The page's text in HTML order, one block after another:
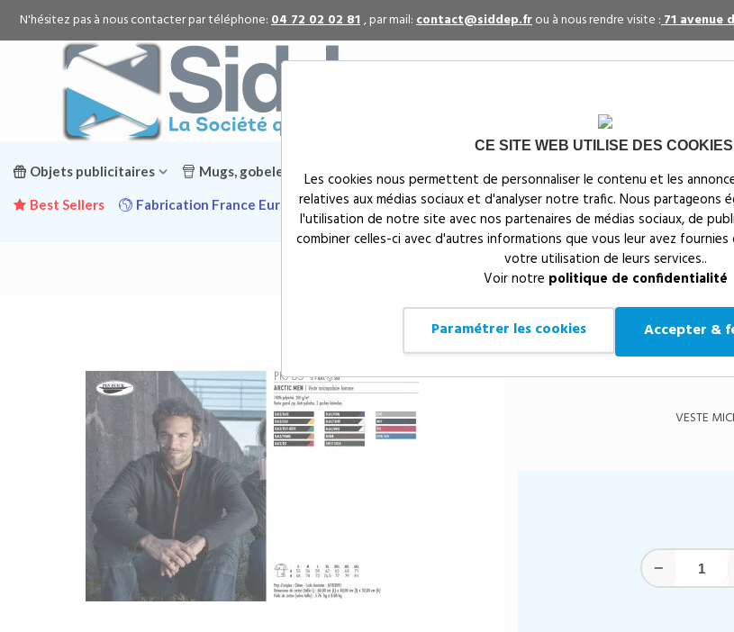
CE SITE WEB UTILISE DES
Les cookies nous permettent de personnaliser le contenu et les
relatives aux médias sociaux et d'analyser notre trafic. Nous partageons
l'utilisation de notre site avec nos partenaires de médias sociaux, de
combiner celles-ci avec d'autres informations que vous leur avez
votre utilisation de leurs services..
Voir notre politique de confidentialité
Paramétrer les cookies Accepter &
N'hésitez pas à nous contacter par téléphone:04 72 02 02 81, par mail:contact@siddep.frou à nous rendre visite :71 avenue
Objets publicitaires Mugs, gobelets & gourdes publicitaires Par événement Textiles
Best Sellers Fabrication France Europe Promotions
Siddep > Textiles publicitaires > Vestes
HOMME / FEMME - PK705
VESTE MICRO
FEMME - PK705
VESTE
−